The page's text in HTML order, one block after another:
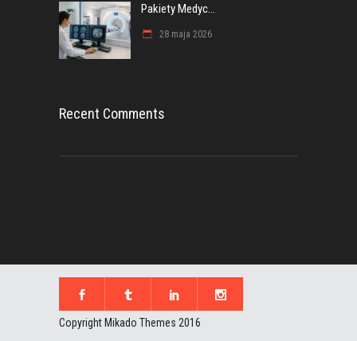
Pakiety Medyc...
28 maja 2026
Recent Comments
Copyright Mikado Themes 2016